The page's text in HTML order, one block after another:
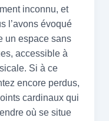
inconnu, et
l’avons évoqué
un espace sans
accessible à
Si à ce
encore perdus,
cardinaux qui
où se situe